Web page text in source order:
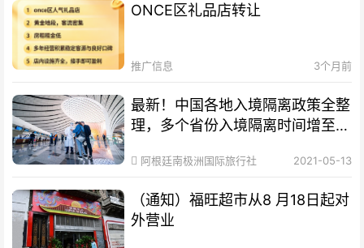
ONCE区礼品店转让
推广信息 3个月前
最新！中国各地入境隔离政策全整
理，多个省份入境隔离时间增至
阿根廷南极洲国际旅行社 2021-05-13
（通知）福旺超市从8 月18日起对
外营业